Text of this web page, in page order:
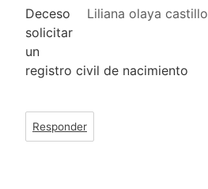
Liliana olaya castillo
Deceso
solicitar
un
registro civil de nacimiento
Responder